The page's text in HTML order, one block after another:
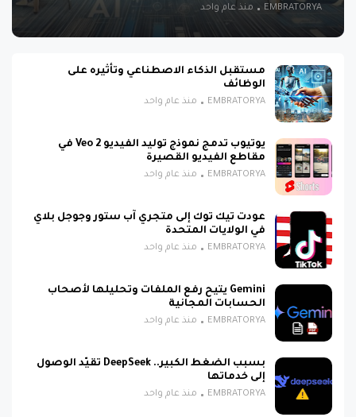
EMBRATORYA منذ عام واحد
مستقبل الذكاء الاصطناعي وتأثيره على
الوظائف
EMBRATORYA منذ عام واحد
يوتيوب تدمج نموذج توليد الفيديو Veo 2 في
مقاطع الفيديو القصيرة
EMBRATORYA منذ عام واحد
عودت تيك توك إلى متجري آب ستور وجوجل بلاي
في الولايات المتحدة
EMBRATORYA منذ عام واحد
Gemini يتيح رفع الملفات وتحليلها لأصحاب
الحسابات المجانية
EMBRATORYA منذ عام واحد
بسبب الضغط الكبير.. DeepSeek تقيّد الوصول
إلى خدماتها
EMBRATORYA منذ عام واحد